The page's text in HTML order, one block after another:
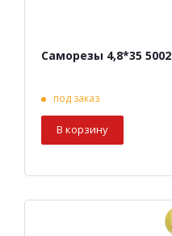
Саморезы 4,8*35 5002
под заказ
В корзину